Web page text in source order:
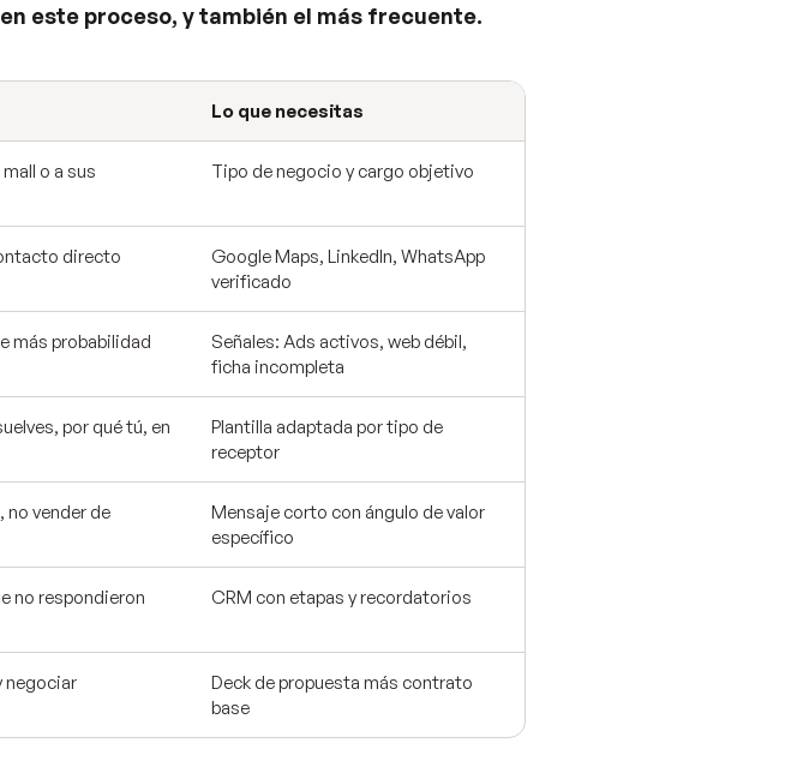
este proceso, y también el más frecuente.
Lo que necesitas
o a sus
Tipo de negocio y cargo objetivo
directo
Google Maps, LinkedIn, WhatsApp
verificado
más probabilidad
Señales: Ads activos, web débil,
ficha incompleta
por qué tú, en
Plantilla adaptada por tipo de
receptor
no vender de
Mensaje corto con ángulo de valor
específico
no respondieron CRM con etapas y recordatorios
negociar
Deck de propuesta más contrato
base